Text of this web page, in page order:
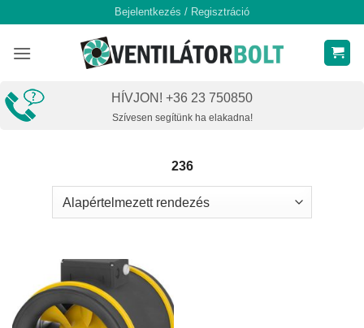
content
Bejelentkezés / Regisztráció
HÍVJON! +36 23 750850
Szívesen segítünk ha elakadna!
236